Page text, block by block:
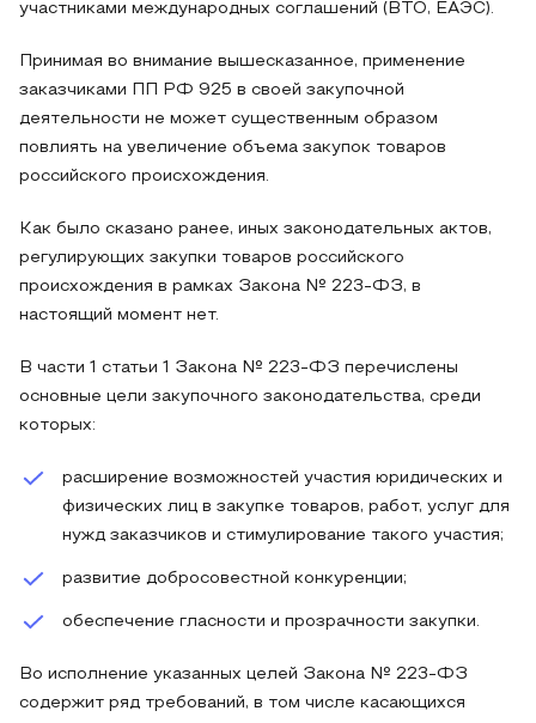
участниками международных соглашений (ВТО, ЕАЭС).
Принимая во внимание вышесказанное, применение
заказчиками ПП РФ 925 в своей закупочной
деятельности не может существенным образом
повлиять на увеличение объема закупок товаров
российского происхождения.
Как было сказано ранее, иных законодательных актов,
регулирующих закупки товаров российского
происхождения в рамках Закона № 223-ФЗ, в
настоящий момент нет.
В части 1 статьи 1 Закона № 223-ФЗ перечислены
основные цели закупочного законодательства, среди
которых:
расширение возможностей участия юридических и
физических лиц в закупке товаров, работ, услуг для
нужд заказчиков и стимулирование такого участия;
развитие добросовестной конкуренции;
обеспечение гласности и прозрачности закупки.
Во исполнение указанных целей Закона № 223-ФЗ
содержит ряд требований, в том числе касающихся